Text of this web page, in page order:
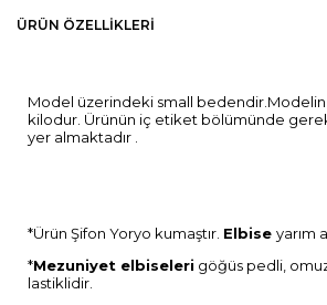
ÜRÜN ÖZELLIKLERI
Model üzerindeki small bedendir.Modelin
kilodur. Ürünün iç etiket bölümünde
yer almaktadır .
*Ürün Şifon Yoryo kumaştır. Elbise yarım
*Mezuniyet elbiseleri göğüs pedli,
lastiklidir.